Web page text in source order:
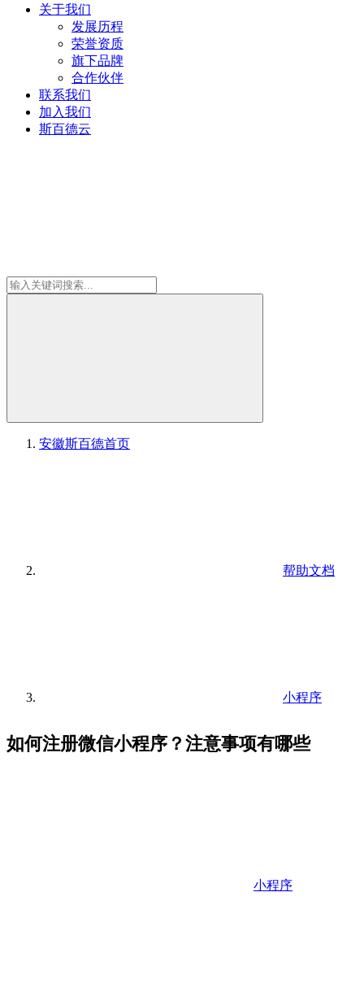
关于我们
发展历程
荣誉资质
旗下品牌
合作伙伴
联系我们
加入我们
斯百德云
安徽斯百德首页
帮助文档
小程序
如何注册微信小程序？注意事项有哪些
小程序